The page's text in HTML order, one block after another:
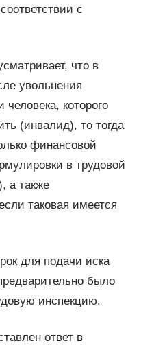
с
что в
увольнения
человека, которого
(инвалид), то тогда
финансовой
в трудовой
а также
таковая имеется
для подачи иска
было
инспекцию.
ответ в